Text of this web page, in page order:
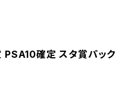
PSA10確定 スタ賞パック